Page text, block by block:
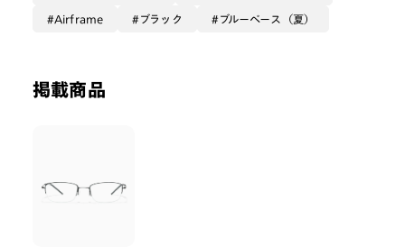
スクエアタイプがお好きな方、
是非お買い求め下さい！
Airframe ブラック ブルーベース（夏）
掲載商品